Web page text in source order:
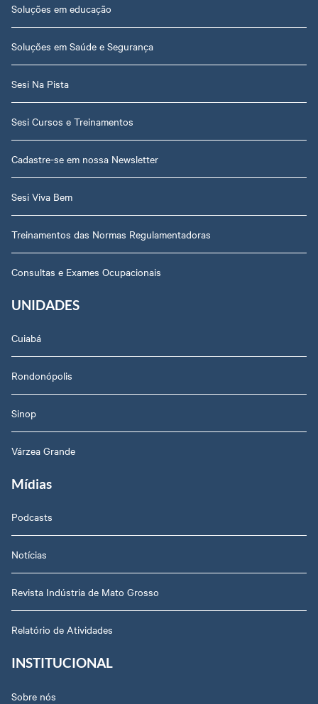
Soluções em educação
Soluções em Saúde e Segurança
Sesi Na Pista
Sesi Cursos e Treinamentos
Cadastre-se em nossa Newsletter
Sesi Viva Bem
Treinamentos das Normas Regulamentadoras
Consultas e Exames Ocupacionais
UNIDADES
Cuiabá
Rondonópolis
Sinop
Várzea Grande
Mídias
Podcasts
Notícias
Revista Indústria de Mato Grosso
Relatório de Atividades
INSTITUCIONAL
Sobre nós